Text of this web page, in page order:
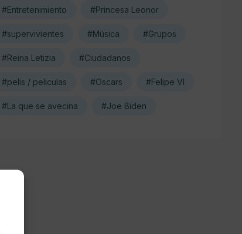
#Entretenimiento #Princesa Leonor
#supervivientes #Música #Grupos
#Reina Letizia #Ciudadanos
#pelis / peliculas #Oscars #Felipe VI
#La que se avecina #Joe Biden